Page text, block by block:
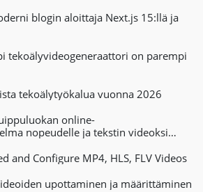
blogin aloittaja Next.js 15:llä ja
tekoälyvideogeneraattori on parempi
tekoälytyökalua vuonna 2026
online-
nopeudelle ja tekstin videoksi
and Configure MP4, HLS, FLV Videos
upottaminen ja määrittäminen